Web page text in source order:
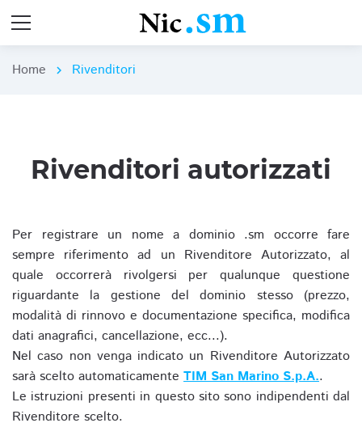
Home chevron_right Rivenditori
Rivenditori autorizzati
Per registrare un nome a dominio .sm occorre fare
sempre riferimento ad un Rivenditore Autorizzato, al
quale occorrerà rivolgersi per qualunque questione
riguardante la gestione del dominio stesso (prezzo,
modalità di rinnovo e documentazione specifica, modifica
dati anagrafici, cancellazione, ecc...).
Nel caso non venga indicato un Rivenditore Autorizzato
sarà scelto automaticamente TIM San Marino S.p.A..
Le istruzioni presenti in questo sito sono indipendenti dal
Rivenditore scelto.